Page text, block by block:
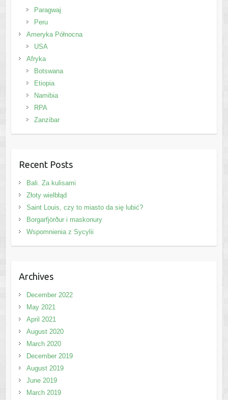
Paragwaj
Peru
Ameryka Północna
USA
Afryka
Botswana
Etiopia
Namibia
RPA
Zanzibar
Recent Posts
Bali. Za kulisami
Złoty wielbłąd
Saint Louis, czy to miasto da się lubić?
Borgarfjörður i maskonury
Wspomnienia z Sycylii
Archives
December 2022
May 2021
April 2021
August 2020
March 2020
December 2019
August 2019
June 2019
March 2019